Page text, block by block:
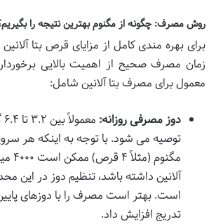
روش مصرف: چگونه از مگنوم بهترین نتیجه را
برای بهره مندی کامل از مزایای قرص بتا
زمان مصرف صحیح از اهمیت بالایی
معمول برای مصرف بتا آلانین شامل:
دوز مصرفی روزانه:
توصیه می شود. با توجه به اینکه هر
آلانین داشته باشد، تنظیم دوز در این
است. بهتر است مصرف را با دوزهای
تدریج افزایش داد.